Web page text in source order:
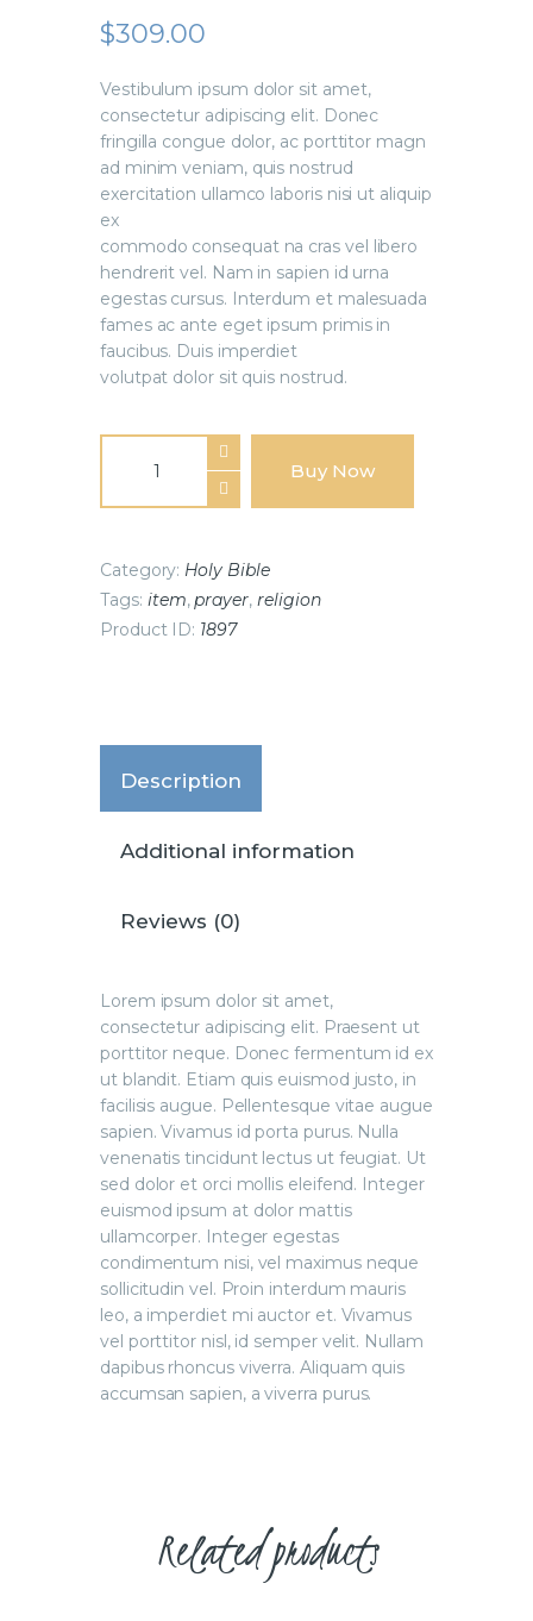
$309.00
Vestibulum ipsum dolor sit amet,
consectetur adipiscing elit. Donec
fringilla congue dolor, ac porttitor magn
ad minim veniam, quis nostrud
exercitation ullamco laboris nisi ut aliquip
ex
commodo consequat na cras vel libero
hendrerit vel. Nam in sapien id urna
egestas cursus. Interdum et malesuada
fames ac ante eget ipsum primis in
faucibus. Duis imperdiet
volutpat dolor sit quis nostrud.
Buy Now
Category: Holy Bible
Tags: item,prayer,religion
Product ID: 1897
Description
Additional information
Reviews (0)
Lorem ipsum dolor sit amet,
consectetur adipiscing elit. Praesent ut
porttitor neque. Donec fermentum id ex
ut blandit. Etiam quis euismod justo, in
facilisis augue. Pellentesque vitae augue
sapien. Vivamus id porta purus. Nulla
venenatis tincidunt lectus ut feugiat. Ut
sed dolor et orci mollis eleifend. Integer
euismod ipsum at dolor mattis
ullamcorper. Integer egestas
condimentum nisi, vel maximus neque
sollicitudin vel. Proin interdum mauris
leo, a imperdiet mi auctor et. Vivamus
vel porttitor nisl, id semper velit. Nullam
dapibus rhoncus viverra. Aliquam quis
accumsan sapien, a viverra purus.
Related products